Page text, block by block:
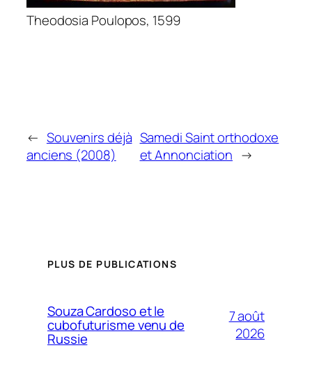
Theodosia Poulopos, 1599
← Souvenirs déjà
anciens (2008)
Samedi Saint orthodoxe
et Annonciation →
PLUS DE PUBLICATIONS
Souza Cardoso et le
cubofuturisme venu de
Russie
7 août
2026